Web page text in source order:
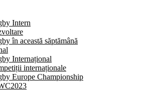
Intern
în această săptămână
Internațional
internaționale
Europe Championship